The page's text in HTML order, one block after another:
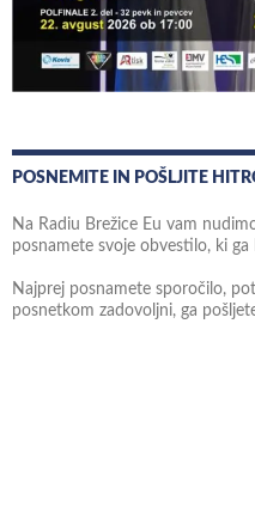
POSNEMITE IN POŠLJITE
Na Radiu Brežice Eu vam
posnamete svoje obvestilo, ki
Najprej posnamete sporočilo,
posnetkom zadovoljni, ga